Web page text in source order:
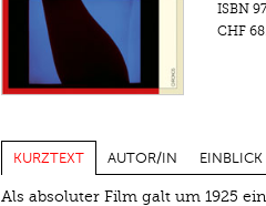
ISBN
CHF
KURZTEXT AUTOR/IN EINBLICK
Als absoluter Film galt um 1925